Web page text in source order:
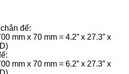
đế:
mm x 70 mm = 4.2” x 27.3” x
mm x 70 mm = 6.2” x 27.3” x